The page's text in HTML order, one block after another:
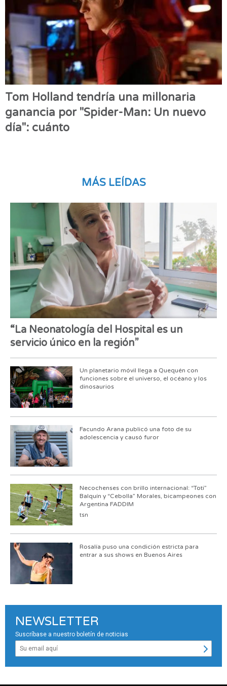
Tom Holland tendría una millonaria
ganancia por "Spider-Man: Un nuevo
día": cuánto
MÁS LEÍDAS
“La Neonatología del Hospital es un
servicio único en la región”
Un planetario móvil llega a Quequén con
funciones sobre el universo, el océano y los
dinosaurios
Facundo Arana publicó una foto de su
adolescencia y causó furor
Necochenses con brillo internacional: “Toti”
Balquín y “Cebolla” Morales, bicampeones con
Argentina FADDIM
tsn
Rosalía puso una condición estricta para
entrar a sus shows en Buenos Aires
NEWSLETTER
Suscríbase a nuestro boletín de noticias